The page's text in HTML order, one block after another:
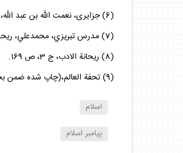
(6) جزايرى، نعمت الله بن عبد الله، الأنوار النعمانية، ج ‏1، ص 272، بيروت، دار القاري، چاپ اول، 1429ق.
(7) مدرس تبريزي، محمدعلي، ريحانه الادب، ج 3، ص 169، تهران، كتابفروشي خيام، 1369ش.
(8) ريحانة الادب، ج 3، ص 169.
(9) تحفة العالم،(چاپ شده ضمن بحار الأنوار، ج ‏48) ص 308.
اسلام
پيامبر اسلام